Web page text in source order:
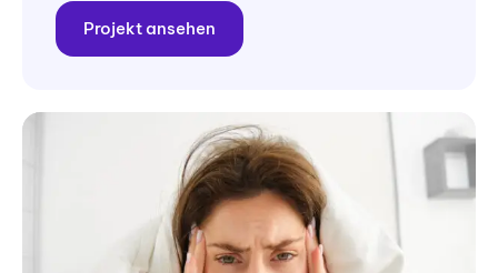
Projekt ansehen